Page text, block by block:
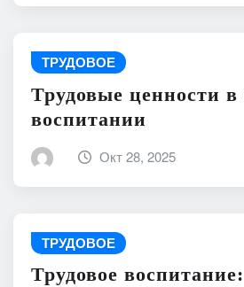
ТРУДОВОЕ
Трудовые ценности
воспитании
Окт 28, 2025
ТРУДОВОЕ
Трудовое